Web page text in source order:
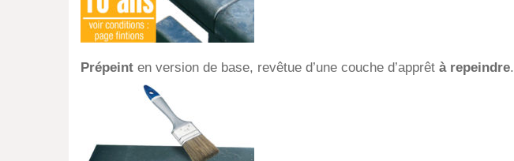
Prépeint en version de base, revêtue d’une couche d’apprêt à repeindre.